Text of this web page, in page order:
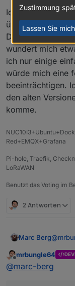
bitte
Ich nutze einen
überlegt, den
Dass dieser nun
wundert mich
ich nur einige
würde mich eine
beeinträchtigen.
den alten
komme.
Red+EMQX+Grafana
Pi-hole, Traefik,
LoRaWAN
Benutzt das Voting im
2 Antworten
Marc Berg@
mrbungle64
@marc-berg
Zustimmung
Lassen Sie